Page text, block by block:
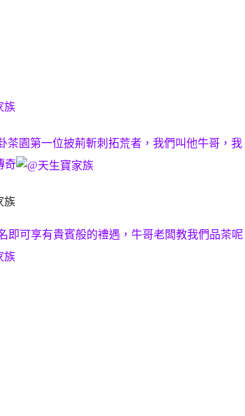
茶園第一位披荊斬刺拓荒者，我們叫他牛哥，我
奇
即可享有貴賓般的禮遇，牛哥老闆教我們品茶呢